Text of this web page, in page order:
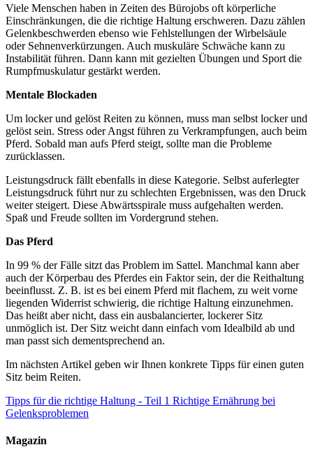
Viele Menschen haben in Zeiten des Bürojobs oft körperliche
Einschränkungen, die die richtige Haltung erschweren. Dazu zählen
Gelenkbeschwerden ebenso wie Fehlstellungen der Wirbelsäule
oder Sehnenverkürzungen. Auch muskuläre Schwäche kann zu
Instabilität führen. Dann kann mit gezielten Übungen und Sport die
Rumpfmuskulatur gestärkt werden.
Mentale Blockaden
Um locker und gelöst Reiten zu können, muss man selbst locker und
gelöst sein. Stress oder Angst führen zu Verkrampfungen, auch beim
Pferd. Sobald man aufs Pferd steigt, sollte man die Probleme
zurücklassen.
Leistungsdruck fällt ebenfalls in diese Kategorie. Selbst auferlegter
Leistungsdruck führt nur zu schlechten Ergebnissen, was den Druck
weiter steigert. Diese Abwärtsspirale muss aufgehalten werden.
Spaß und Freude sollten im Vordergrund stehen.
Das Pferd
In 99 % der Fälle sitzt das Problem im Sattel. Manchmal kann aber
auch der Körperbau des Pferdes ein Faktor sein, der die Reithaltung
beeinflusst. Z. B. ist es bei einem Pferd mit flachem, zu weit vorne
liegenden Widerrist schwierig, die richtige Haltung einzunehmen.
Das heißt aber nicht, dass ein ausbalancierter, lockerer Sitz
unmöglich ist. Der Sitz weicht dann einfach vom Idealbild ab und
man passt sich dementsprechend an.
Im nächsten Artikel geben wir Ihnen konkrete Tipps für einen guten
Sitz beim Reiten.
Tipps für die richtige Haltung - Teil 1 Richtige Ernährung bei
Gelenksproblemen
Magazin